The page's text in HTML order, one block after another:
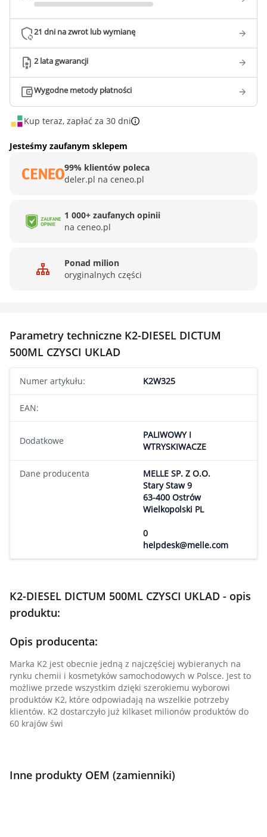
21 dni na zwrot lub wymianę
2 lata gwarancji
Wygodne metody płatności
Kup teraz, zapłać za 30 dni
Jesteśmy zaufanym sklepem
99% klientów poleca
deler.pl na ceneo.pl
1 000+ zaufanych opinii
na ceneo.pl
Ponad milion
oryginalnych części
Parametry techniczne K2-DIESEL DICTUM
500ML CZYSCI UKLAD
Numer artykułu: K2W325
EAN:
Dodatkowe
PALIWOWY I
WTRYSKIWACZE
Dane producenta
MELLE SP. Z O.O.
Stary Staw 9
63-400 Ostrów
Wielkopolski PL
0
helpdesk@melle.com
K2-DIESEL DICTUM 500ML CZYSCI UKLAD - opis
produktu:
Opis producenta:
Marka K2 jest obecnie jedną z najczęściej wybieranych na
rynku chemii i kosmetyków samochodowych w Polsce. Jest to
możliwe przede wszystkim dzięki szerokiemu wyborowi
produktów K2, które odpowiadają na wszelkie potrzeby
klientów. K2 dostarczyło już kilkaset milionów produktów do
60 krajów świ
Inne produkty OEM (zamienniki)